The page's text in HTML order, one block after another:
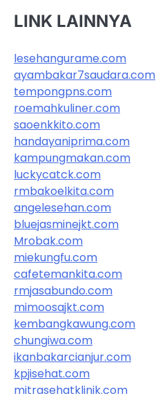
LINK LAINNYA
lesehangurame.com
ayambakar7saudara.com
tempongpns.com
roemahkuliner.com
saoenkkito.com
handayaniprima.com
kampungmakan.com
luckycatck.com
rmbakoelkita.com
angelesehan.com
bluejasminejkt.com
Mrobak.com
miekungfu.com
cafetemankita.com
rmjasabundo.com
mimoosajkt.com
kembangkawung.com
chungiwa.com
ikanbakarcianjur.com
kpjisehat.com
mitrasehatklinik.com